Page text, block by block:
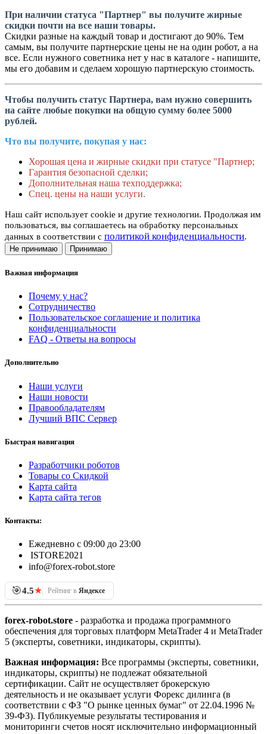
При наличии статуса "Партнер" вы получите жирные
скидки почти на все наши товары.
Скидки разные на каждый товар и достигают до 90%. Тем
самым, вы получите партнерские цены не на один робот, а на
все. Если нужного советника нет у нас в каталоге - напишите,
мы его добавим и сделаем хорошую партнерскую стоимость.
Чтобы получить статус Партнера, вам нужно совершить
на сайте любые покупки на общую сумму более 5000
рублей.
Что вы получите, покупая у нас:
Хорошая цена и жирные скидки при статусе "Партнер;
Гарантия безопасной сделки;
Дополнительная наша техподдержка;
Спец. цены на наши услуги.
Наш сайт использует cookie и другие технологии. Продолжая им
пользоваться, вы соглашаетесь на обработку персональных
данных в соответствии с политикой конфиденциальности.
Не принимаю Принимаю
Важная информация
Почему у нас?
Сотрудничество
Пользовательское соглашение и политика
конфиденциальности
FAQ - Ответы на вопросы
Дополнительно
Наши услуги
Наши новости
Правообладателям
Лучший ВПС Сервер
Быстрая навигация
Разработчики роботов
Товары со Скидкой
Карта сайта
Карта сайта тегов
Контакты:
Ежедневно с 09:00 до 23:00
ISTORE2021
info@forex-robot.store
🎯4.5★ Рейтинг в Яндексе
forex-robot.store - разработка и продажа программного
обеспечения для торговых платформ MetaTrader 4 и MetaTrader
5 (эксперты, советники, индикаторы, скрипты).
Важная информация: Все программы (эксперты, советники,
индикаторы, скрипты) не подлежат обязательной
сертификации. Сайт не осуществляет брокерскую
деятельность и не оказывает услуги Форекс дилинга (в
соответствии с ФЗ "О рынке ценных бумаг" от 22.04.1996 №
39-ФЗ). Публикуемые результаты тестирования и
мониторинги счетов носят исключительно информационный